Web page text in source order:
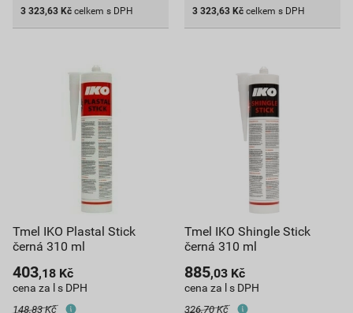
3 323,63 Kč celkem s DPH
3 323,63 Kč celkem s DPH
Tmel IKO Plastal Stick
černá 310 ml
403,18 Kč
cena za l s DPH
148,83 Kč
Tmel IKO Shingle Stick
černá 310 ml
885,03 Kč
cena za l s DPH
326,70 Kč